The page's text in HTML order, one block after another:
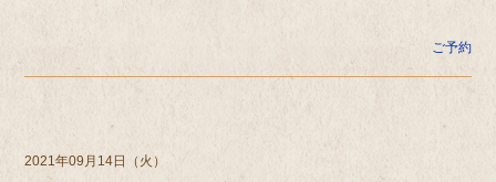
ご予約
2021年09月14日（火）